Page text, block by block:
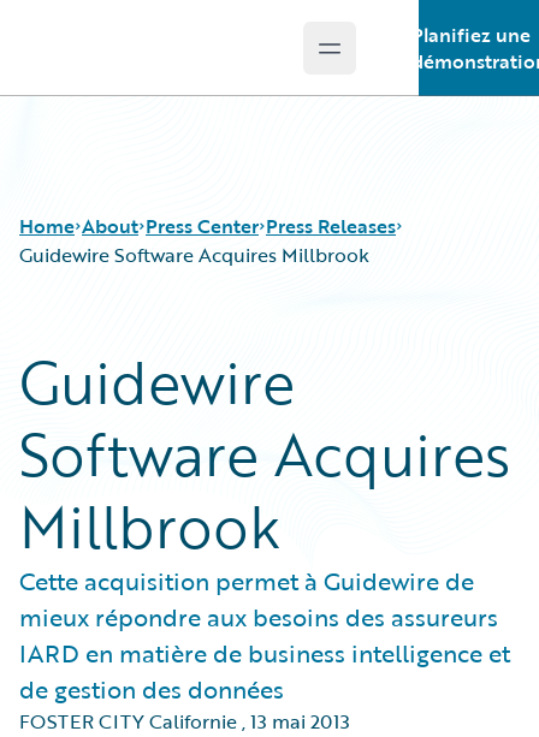
Open main menu
Planifiez une
Home About Press Center Press Releases
Guidewire Software Acquires Millbrook
Guidewire
Software Acquires
Millbrook
Cette acquisition permet à Guidewire de
mieux répondre aux besoins des assureurs
IARD en matière de business intelligence et
de gestion des données
FOSTER CITY Californie,13 mai 2013